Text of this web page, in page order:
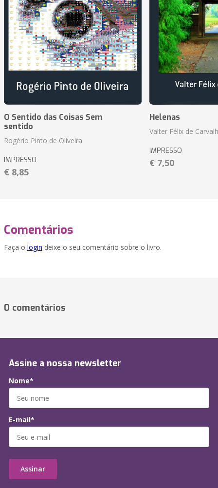
O Sentido das Coisas Sem
sentido
Rogério Pinto de Oliveira
IMPRESSO
€ 8,85
Helenas
Valter Félix de
IMPRESSO
€ 7,50
Comentários
Faça o login deixe o seu comentário sobre o livro.
0 comentários
Assine a nossa newsletter
Nome*
E-mail*
Assinar